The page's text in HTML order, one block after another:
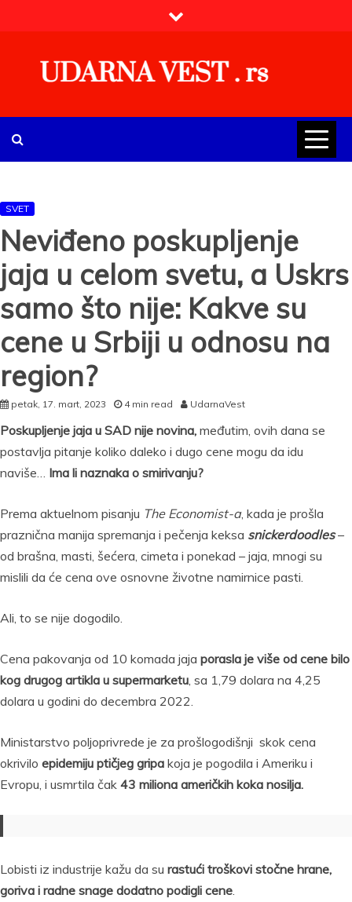
to
SVET
Neviđeno poskupljenje
jaja u celom svetu, a Uskrs
samo što nije: Kakve su
cene u Srbiji u odnosu na
region?
petak, 17. mart, 2023 4 min read UdarnaVest
Poskupljenje jaja u SAD nije novina, međutim, ovih dana se
postavlja pitanje koliko daleko i dugo cene mogu da idu
naviše… Ima li naznaka o smirivanju?
Prema aktuelnom pisanju The Economist-a, kada je prošla
praznična manija spremanja i pečenja keksa snickerdoodles–
od brašna, masti, šećera, cimeta i ponekad – jaja, mnogi su
mislili da će cena ove osnovne životne namirnice pasti.
Ali, to se nije dogodilo.
Cena pakovanja od 10 komada jaja porasla je više od cene bilo
kog drugog artikla u supermarketu, sa 1,79 dolara na 4,25
dolara u godini do decembra 2022.
Ministarstvo poljoprivrede je za prošlogodišnji skok cena
okrivilo epidemiju ptičjeg gripa koja je pogodila i Ameriku i
Evropu, i usmrtila čak 43 miliona američkih koka nosilja.
Lobisti iz industrije kažu da su rastući troškovi stočne hrane,
goriva i radne snage dodatno podigli cene.⁠ ​​⁠